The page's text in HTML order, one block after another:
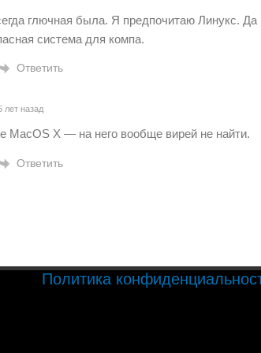
глючная была. Я предпочитаю Линукс.
система для компа.
Ответить
лет назад
MacOS X — на него вообще вирей не найти.
Ответить
Политика